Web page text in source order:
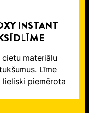
INSTANT
materiālu
Līme
piemērota